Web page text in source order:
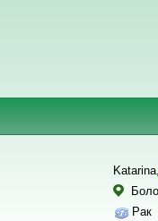
Katarina,
Рак